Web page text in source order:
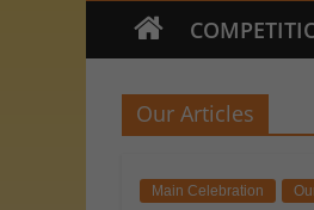
Our Articles
Main Celebration